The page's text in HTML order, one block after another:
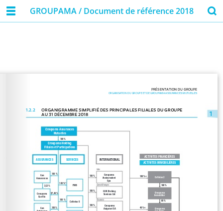
GROUPAMA / Document de référence 2018